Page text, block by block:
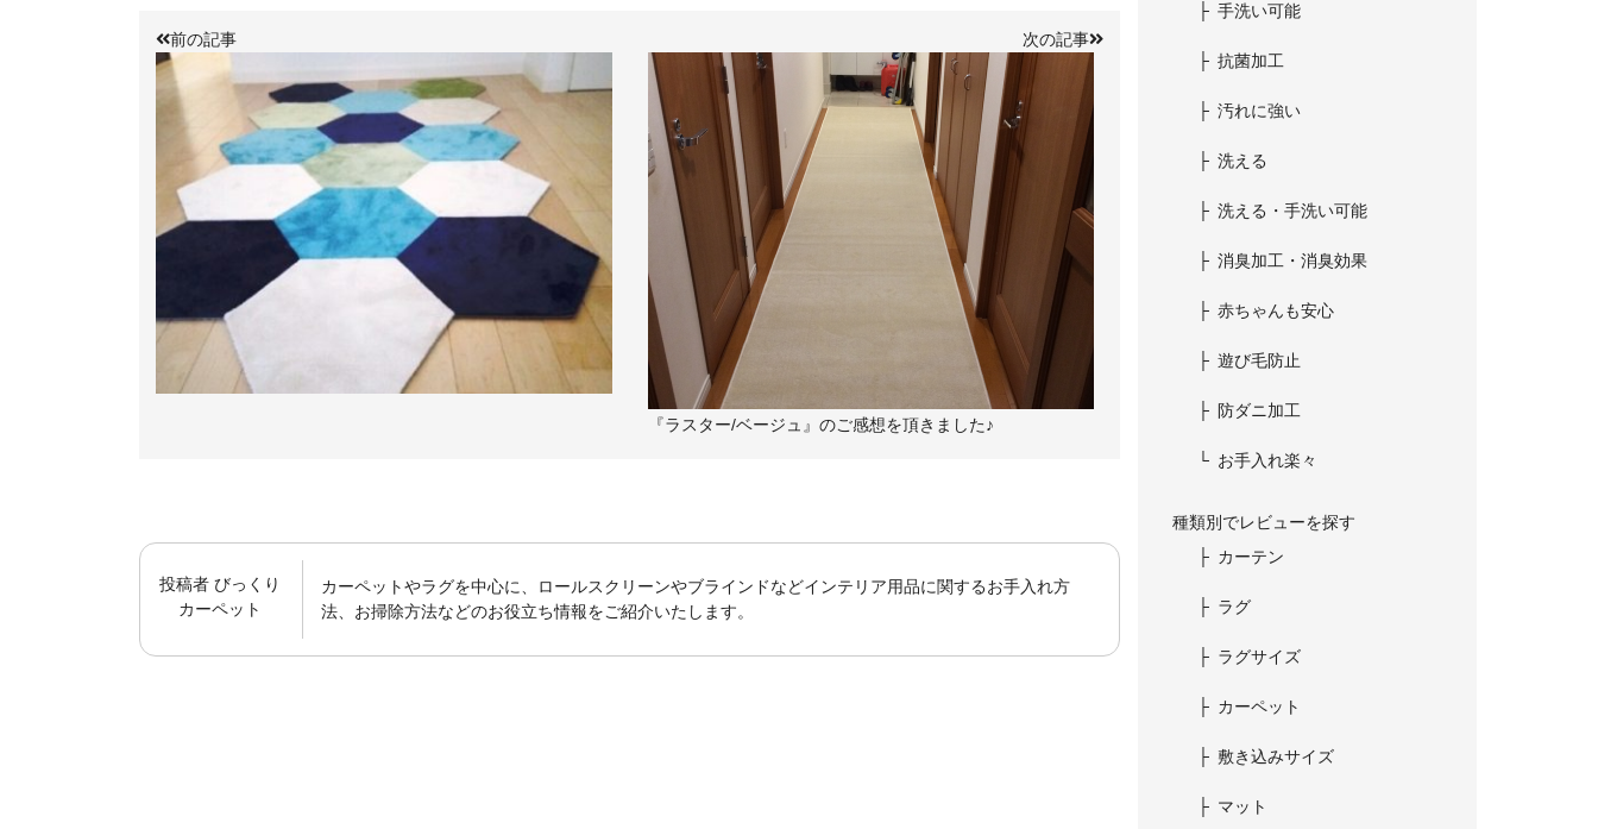
前の記事 次の記事
『ラスター/ベージュ』のご感想を頂きました♪
投稿者びっくり
カーペット
カーペットやラグを中心に、ロールスクリーンやブラインドなどインテリア用品に関するお手入れ方
法、お掃除方法などのお役立ち情報をご紹介いたします。
手洗い可能
抗菌加工
汚れに強い
洗える
洗える・手洗い可能
消臭加工・消臭効果
赤ちゃんも安心
遊び毛防止
防ダニ加工
お手入れ楽々
種類別でレビューを探す
カーテン
ラグ
ラグサイズ
カーペット
敷き込みサイズ
マット